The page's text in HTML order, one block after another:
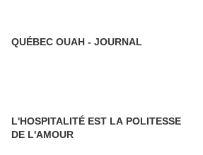
QUÉBEC OUAH - JOURNAL
L'HOSPITALITÉ EST LA POLITESSE
DE L'AMOUR